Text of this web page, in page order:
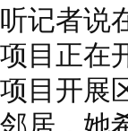
听记者说
项目正在
项目 开展